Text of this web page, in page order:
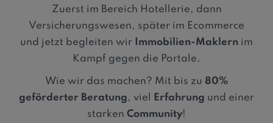
Zuerst im Bereich Hotellerie, dann
Versicherungswesen, später im Ecommerce
und jetzt begleiten wir
Immobilien-Maklern im
Kampf gegen die Portale.
Wie wir das machen? Mit bis zu 80%
geförderter Beratung, viel Erfahrung und einer
starken Community!